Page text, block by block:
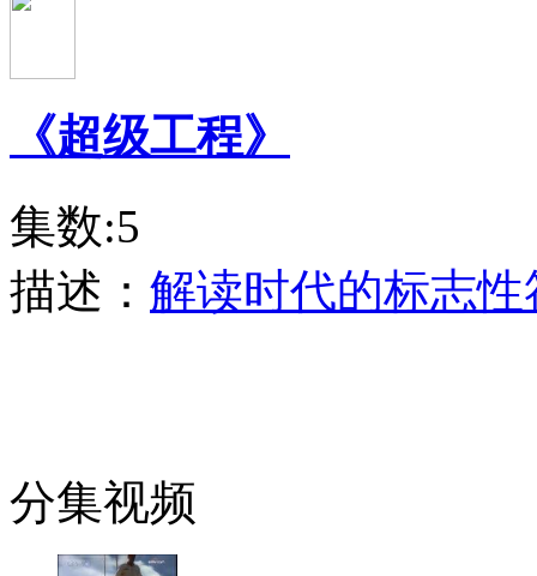
《超级工程》
集数:5
描述： 解读时代的标志性
分集视频